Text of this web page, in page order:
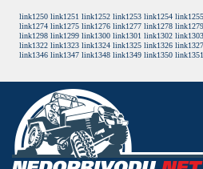
link1250 link1251 link1252 link1253 link1254 link1255
link1274 link1275 link1276 link1277 link1278 link1279
link1298 link1299 link1300 link1301 link1302 link1303
link1322 link1323 link1324 link1325 link1326 link1327
link1346 link1347 link1348 link1349 link1350 link1351